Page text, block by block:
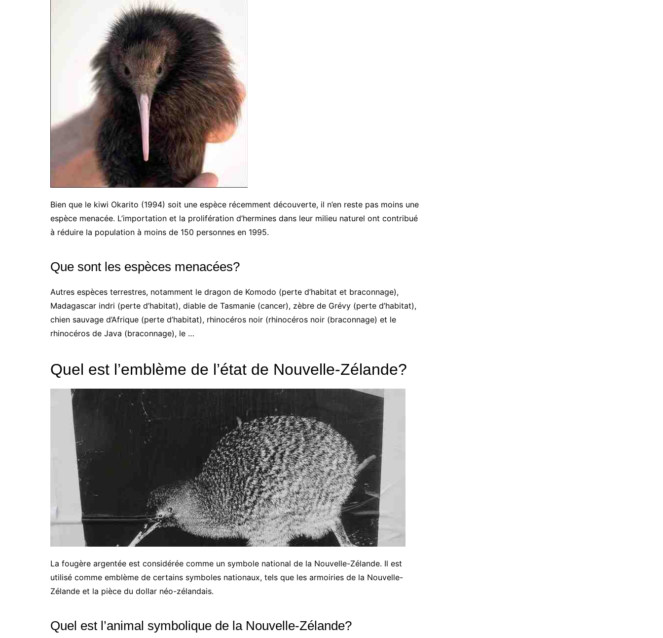
Bien que le kiwi Okarito (1994) soit une espèce récemment découverte, il n’en reste pas moins une
espèce menacée. L’importation et la prolifération d’hermines dans leur milieu naturel ont contribué
à réduire la population à moins de 150 personnes en 1995.
Que sont les espèces menacées?
Autres espèces terrestres, notamment le dragon de Komodo (perte d’habitat et braconnage),
Madagascar indri (perte d’habitat), diable de Tasmanie (cancer), zèbre de Grévy (perte d’habitat),
chien sauvage d’Afrique (perte d’habitat), rhinocéros noir (rhinocéros noir (braconnage) et le
rhinocéros de Java (braconnage), le …
Quel est l’emblème de l’état de Nouvelle-Zélande?
La fougère argentée est considérée comme un symbole national de la Nouvelle-Zélande. Il est
utilisé comme emblème de certains symboles nationaux, tels que les armoiries de la Nouvelle-
Zélande et la pièce du dollar néo-zélandais.
Quel est l’animal symbolique de la Nouvelle-Zélande?